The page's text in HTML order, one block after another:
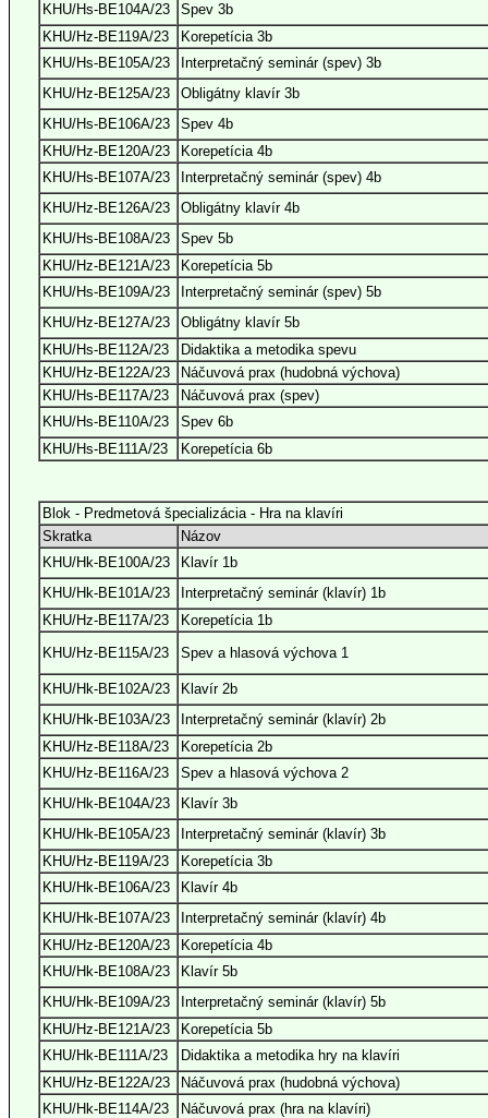
KHU/Hs-BE104A/23
Spev 3b
KHU/Hz-BE119A/23
Korepetícia 3b
KHU/Hs-BE105A/23
Interpretačný seminár (spev) 3b
KHU/Hz-BE125A/23
Obligátny klavír 3b
KHU/Hs-BE106A/23
Spev 4b
KHU/Hz-BE120A/23
Korepetícia 4b
KHU/Hs-BE107A/23
Interpretačný seminár (spev) 4b
KHU/Hz-BE126A/23
Obligátny klavír 4b
KHU/Hs-BE108A/23
Spev 5b
KHU/Hz-BE121A/23
Korepetícia 5b
KHU/Hs-BE109A/23
Interpretačný seminár (spev) 5b
KHU/Hz-BE127A/23
Obligátny klavír 5b
KHU/Hs-BE112A/23
Didaktika a metodika spevu
KHU/Hz-BE122A/23
Náčuvová prax (hudobná výchova)
KHU/Hs-BE117A/23
Náčuvová prax (spev)
KHU/Hs-BE110A/23
Spev 6b
KHU/Hs-BE111A/23
Korepetícia 6b
Blok - Predmetová špecializácia - Hra na klavíri
Skratka
Názov
KHU/Hk-BE100A/23
Klavír 1b
KHU/Hk-BE101A/23
Interpretačný seminár (klavír) 1b
KHU/Hz-BE117A/23
Korepetícia 1b
KHU/Hz-BE115A/23
Spev a hlasová výchova 1
KHU/Hk-BE102A/23
Klavír 2b
KHU/Hk-BE103A/23
Interpretačný seminár (klavír) 2b
KHU/Hz-BE118A/23
Korepetícia 2b
KHU/Hz-BE116A/23
Spev a hlasová výchova 2
KHU/Hk-BE104A/23
Klavír 3b
KHU/Hk-BE105A/23
Interpretačný seminár (klavír) 3b
KHU/Hz-BE119A/23
Korepetícia 3b
KHU/Hk-BE106A/23
Klavír 4b
KHU/Hk-BE107A/23
Interpretačný seminár (klavír) 4b
KHU/Hz-BE120A/23
Korepetícia 4b
KHU/Hk-BE108A/23
Klavír 5b
KHU/Hk-BE109A/23
Interpretačný seminár (klavír) 5b
KHU/Hz-BE121A/23
Korepetícia 5b
KHU/Hk-BE111A/23
Didaktika a metodika hry na klavíri
KHU/Hz-BE122A/23
Náčuvová prax (hudobná výchova)
KHU/Hk-BE114A/23
Náčuvová prax (hra na klavíri)